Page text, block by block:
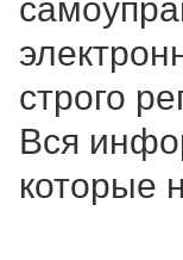
строго
Вся
которые